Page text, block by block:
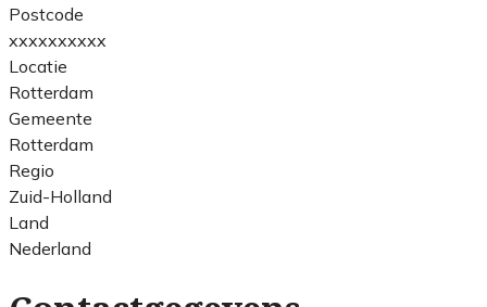
Postcode
xxxxxxxxxx
Locatie
Rotterdam
Gemeente
Rotterdam
Regio
Zuid-Holland
Land
Nederland